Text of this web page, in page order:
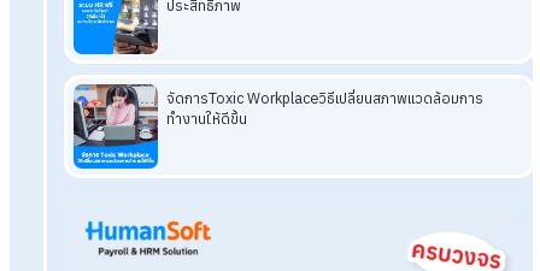
โดยสรุปแล้ว ข้อควรระวังในการเบิกเงินสดย่อย ประกอบไปด้วย
1.การใช้เงินผิดวัตถุประสงค์ 2.ไม่มีเอกสารประกอบ 3.การเบิกเงิ
ซ้อน 4.การบริหารเงินสดย่อยที่ไม่เป็นระบบ และ 5.ความล่าช้าในกา
เบิกและคืนเงิน นอกจากนี้ การเบิกเงินสดย่อยควรมีการควบคุมที่ดี
การตรวจสอบอย่างสม่ำเสมอ เพื่อให้การใช้เงินสดย่อยเป็นไปอย่า
ต้อง โปร่งใส